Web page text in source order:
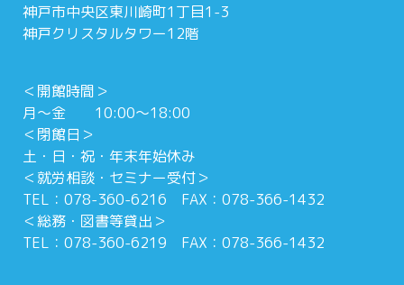
神戸市中央区東川崎町1丁目1-3
神戸クリスタルタワー12階
＜開館時間＞
月～金 10:00～18:00
＜閉館日＞
土・日・祝・年末年始休み
＜就労相談・セミナー受付＞
TEL：078-360-6216 FAX：078-366-1432
＜総務・図書等貸出＞
TEL：078-360-6219 FAX：078-366-1432